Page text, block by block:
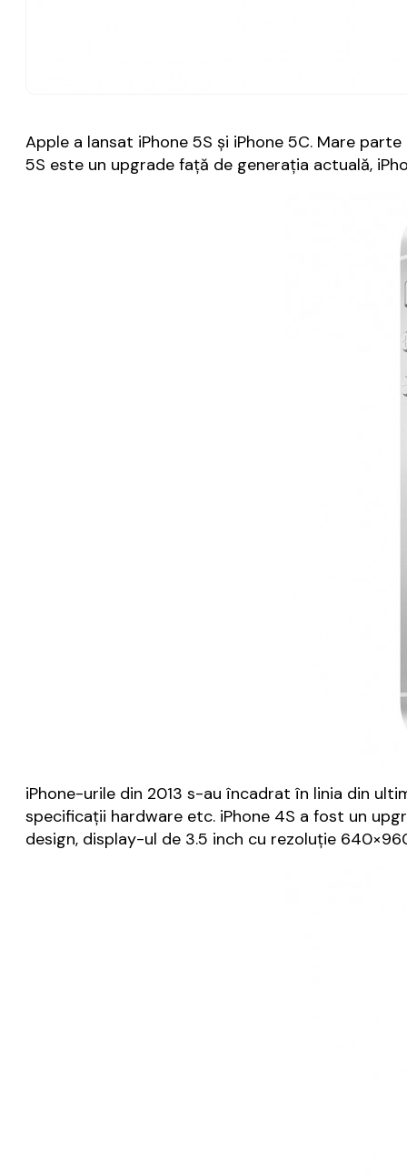
Apple a lansat iPhone 5S și iPhone 5C. Mare
5S este un upgrade față de generația actuală,
iPhone-urile din 2013 s-au încadrat în linia din
specificații hardware etc. iPhone 4S a fost un
design, display-ul de 3.5 inch cu rezoluție